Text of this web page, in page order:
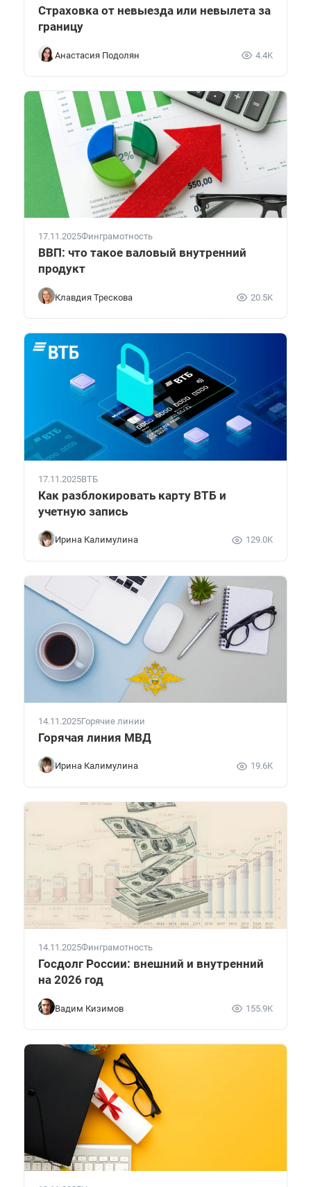
Страховка от невыезда или невылета за
границу
Анастасия Подолян 4.4K
17.11.2025Финграмотность
ВВП: что такое валовый внутренний
продукт
Клавдия Трескова 20.5K
17.11.2025ВТБ
Как разблокировать карту ВТБ и
учетную запись
Ирина Калимулина 129.0K
14.11.2025Горячие линии
Горячая линия МВД
Ирина Калимулина 19.6K
14.11.2025Финграмотность
Госдолг России: внешний и внутренний
на 2026 год
Вадим Кизимов 155.9K